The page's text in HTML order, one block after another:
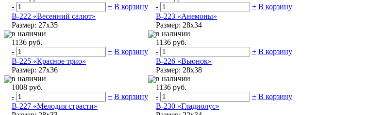
-
+ В корзину
-
+ В корзину
B-222 «Весенний салют»
Размер: 27x35
в наличии
1136 руб.
-
+ В корзину
B-223 «Анемоны»
Размер: 28x34
в наличии
1136 руб.
-
+ В корзину
B-225 «Красное трио»
Размер: 27x36
в наличии
1008 руб.
-
+ В корзину
B-226 «Вьюнок»
Размер: 28x38
в наличии
1136 руб.
-
+ В корзину
B-227 «Мелодия страсти»
B-230 «Гладиолус»